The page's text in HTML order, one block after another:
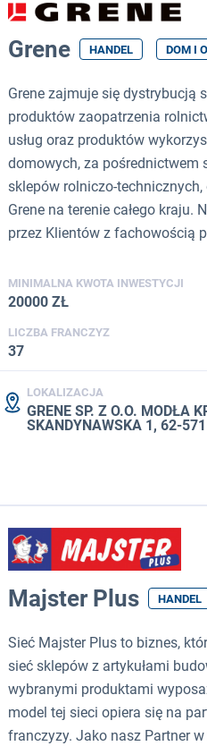
Grene HANDEL DOM I
Grene zajmuje się dystrybucją
produktów zaopatrzenia
usług oraz produktów
domowych, za pośrednictwem
sklepów rolniczo-
Grene na terenie całego kraju.
przez Klientów z fachowością
MINIMALNA KWOTA INWESTYCJI
20000 ZŁ
LICZBA FRANCZYZ
37
LOKALIZACJA
GRENE SP. Z O.O. MODŁA
SKANDYNAWSKA 1, 62-
Majster Plus HANDEL
Sieć Majster Plus to biznes,
sieć sklepów z artykułami
wybranymi produktami
model tej sieci opiera się na
franczyzy. Jako nasz Partner